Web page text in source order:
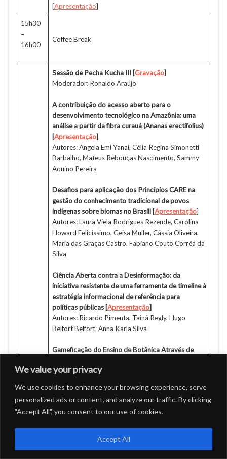
We value your privacy
We use cookies to enhance your browsing experience, serve
personalized ads or content, and analyze our traffic. By clicking
"Accept All", you consent to our use of cookies.
Accept All
[Apresentação]
15h30
–
16h00
Coffee Break
Sessão de Pecha Kucha III [Gravação]
Moderador: Ronaldo Araújo
A contribuição do acesso aberto para o
desenvolvimento tecnológico na Amazônia: uma
análise a partir da fibra curauá (Ananas erectifolius)
[Apresentação]
Autores: Angela Emi Yanai, Célia Regina Simonetti
Barbalho, Mateus Rebouças Nascimento, Sammy
Aquino Pereira
Desafios para aplicação dos Princípios CARE na
gestão do conhecimento tradicional de povos
indígenas sobre biomas no Brasill[Apresentação]
Autores: Laura Viela Rodrigues Rezende, Carolina
Howard Felicissimo, Geisa Muller, Cássia Oliveira,
Maria das Graças Castro, Fabiano Couto Corrêa da
Silva
Ciência Aberta contra a Desinformação: da
iniciativa resistente de uma ferramenta de timeline à
estratégia informacional de referência para
políticas públicas [Apresentação]
Autores: Ricardo Pimenta, Tainá Regly, Hugo
Belfort Belfort, Anna Karla Silva
Gameficação do Ensino de Botânica Através de
Autores: Sergio Manuel Serra da Cruz, Ana Cláudia
Cartografia da ciência cidadã na Amazônia:
levantamentos preliminares de um mapa
Autores: Luiz Fernando Correia de Almeida, Danielly